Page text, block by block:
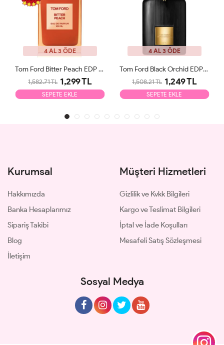
4 AL 3 ÖDE
Tom Ford Bitter Peach EDP 100ml Unisex Parfüm Tester
1,582.71 TL 1,299 TL
SEPETE EKLE
4 AL 3 ÖDE
Tom Ford Black Orchid EDP 100ml Unisex Parfüm Tester
1,508.21 TL 1,249 TL
SEPETE EKLE
Kurumsal
Hakkımızda
Banka Hesaplarımız
Sipariş Takibi
Blog
İletişim
Müşteri Hizmetleri
Gizlilik ve Kvkk Bilgileri
Kargo ve Teslimat Bilgileri
İptal ve İade Koşulları
Mesafeli Satış Sözleşmesi
Sosyal Medya